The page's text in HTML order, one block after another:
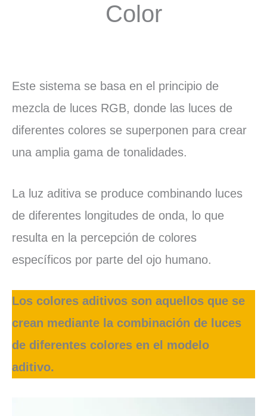
Color
Este sistema se basa en el principio de
mezcla de luces RGB, donde las luces de
diferentes colores se superponen para crear
una amplia gama de tonalidades.
La luz aditiva se produce combinando luces
de diferentes longitudes de onda, lo que
resulta en la percepción de colores
específicos por parte del ojo humano.
Los colores aditivos son aquellos que se
crean mediante la combinación de luces
de diferentes colores en el modelo
aditivo.